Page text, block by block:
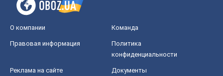
О компании Команда
Правовая информация
Политика
конфиденциальности
Реклама на сайте Документы